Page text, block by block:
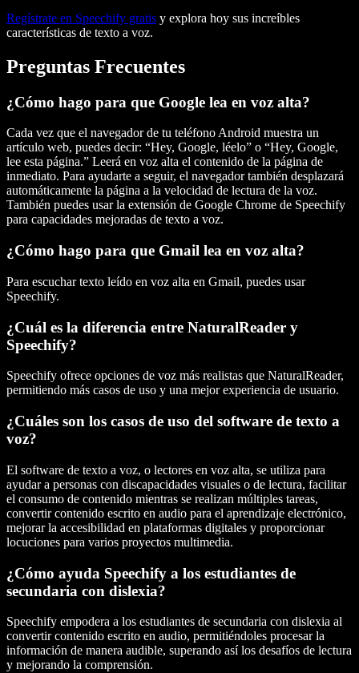
Regístrate en Speechify gratis y explora hoy sus increíbles
características de texto a voz.
Preguntas Frecuentes
¿Cómo hago para que Google lea en voz alta?
Cada vez que el navegador de tu teléfono Android muestra un
artículo web, puedes decir: “Hey, Google, léelo” o “Hey, Google,
lee esta página.” Leerá en voz alta el contenido de la página de
inmediato. Para ayudarte a seguir, el navegador también desplazará
automáticamente la página a la velocidad de lectura de la voz.
También puedes usar la extensión de Google Chrome de Speechify
para capacidades mejoradas de texto a voz.
¿Cómo hago para que Gmail lea en voz alta?
Para escuchar texto leído en voz alta en Gmail, puedes usar
Speechify.
¿Cuál es la diferencia entre NaturalReader y
Speechify?
Speechify ofrece opciones de voz más realistas que NaturalReader,
permitiendo más casos de uso y una mejor experiencia de usuario.
¿Cuáles son los casos de uso del software de texto a
voz?
El software de texto a voz, o lectores en voz alta, se utiliza para
ayudar a personas con discapacidades visuales o de lectura, facilitar
el consumo de contenido mientras se realizan múltiples tareas,
convertir contenido escrito en audio para el aprendizaje electrónico,
mejorar la accesibilidad en plataformas digitales y proporcionar
locuciones para varios proyectos multimedia.
¿Cómo ayuda Speechify a los estudiantes de
secundaria con dislexia?
Speechify empodera a los estudiantes de secundaria con dislexia al
convertir contenido escrito en audio, permitiéndoles procesar la
información de manera audible, superando así los desafíos de lectura
y mejorando la comprensión.